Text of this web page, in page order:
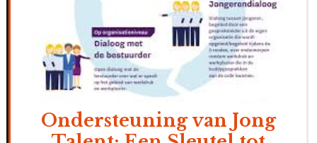
Ondersteuning van Jong